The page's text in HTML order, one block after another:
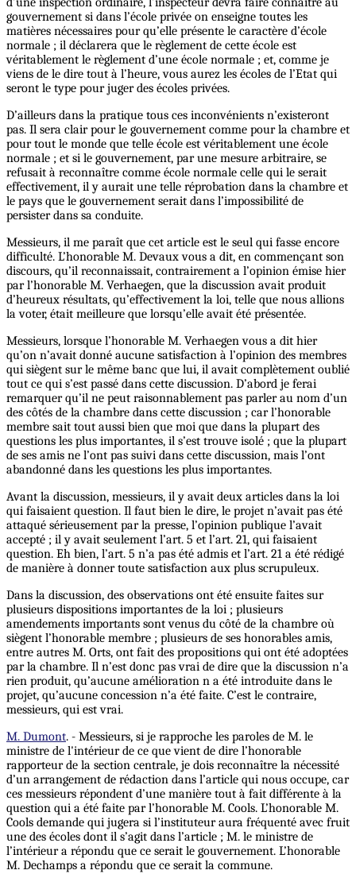
gouvernement si dans l’école privée on enseigne toutes les
matières nécessaires pour qu’elle présente le caractère d’école
normale ; il déclarera que le règlement de cette école est
véritablement le règlement d’une école normale ; et, comme je
viens de le dire tout à l’heure, vous aurez les écoles de l’Etat qui
seront le type pour juger des écoles privées.
D’ailleurs dans la pratique tous ces inconvénients n’existeront
pas. Il sera clair pour le gouvernement comme pour la chambre et
pour tout le monde que telle école est véritablement une école
normale ; et si le gouvernement, par une mesure arbitraire, se
refusait à reconnaître comme école normale celle qui le serait
effectivement, il y aurait une telle réprobation dans la chambre et
le pays que le gouvernement serait dans l’impossibilité de
persister dans sa conduite.
Messieurs, il me paraît que cet article est le seul qui fasse encore
difficulté. L’honorable M. Devaux vous a dit, en commençant son
discours, qu’il reconnaissait, contrairement a l’opinion émise hier
par l’honorable M. Verhaegen, que la discussion avait produit
d’heureux résultats, qu’effectivement la loi, telle que nous allions
la voter, était meilleure que lorsqu’elle avait été présentée.
Messieurs, lorsque l’honorable M. Verhaegen vous a dit hier
qu’on n’avait donné aucune satisfaction à l’opinion des membres
qui siègent sur le même banc que lui, il avait complètement oublié
tout ce qui s’est passé dans cette discussion. D’abord je ferai
remarquer qu’il ne peut raisonnablement pas parler au nom d’un
des côtés de la chambre dans cette discussion ; car l’honorable
membre sait tout aussi bien que moi que dans la plupart des
questions les plus importantes, il s’est trouve isolé ; que la plupart
de ses amis ne l’ont pas suivi dans cette discussion, mais l’ont
abandonné dans les questions les plus importantes.
Avant la discussion, messieurs, il y avait deux articles dans la loi
qui faisaient question. Il faut bien le dire, le projet n’avait pas été
attaqué sérieusement par la presse, l’opinion publique l’avait
accepté ; il y avait seulement l’art. 5 et l’art. 21, qui faisaient
question. Eh bien, l’art. 5 n’a pas été admis et l’art. 21 a été rédigé
de manière à donner toute satisfaction aux plus scrupuleux.
Dans la discussion, des observations ont été ensuite faites sur
plusieurs dispositions importantes de la loi ; plusieurs
amendements importants sont venus du côté de la chambre où
siègent l’honorable membre ; plusieurs de ses honorables amis,
entre autres M. Orts, ont fait des propositions qui ont été adoptées
par la chambre. Il n’est donc pas vrai de dire que la discussion n’a
rien produit, qu’aucune amélioration n a été introduite dans le
projet, qu’aucune concession n’a été faite. C’est le contraire,
messieurs, qui est vrai.
M. Dumont. - Messieurs, si je rapproche les paroles de M. le
ministre de l'intérieur de ce que vient de dire l’honorable
rapporteur de la section centrale, je dois reconnaître la nécessité
d’un arrangement de rédaction dans l’article qui nous occupe, car
ces messieurs répondent d’une manière tout à fait différente à la
question qui a été faite par l’honorable M. Cools. L’honorable M.
Cools demande qui jugera si l’instituteur aura fréquenté avec fruit
une des écoles dont il s’agit dans l’article ; M. le ministre de
l’intérieur a répondu que ce serait le gouvernement. L’honorable
M. Dechamps a répondu que ce serait la commune.